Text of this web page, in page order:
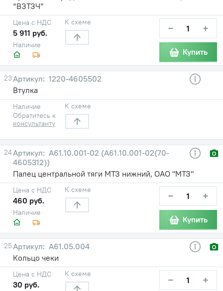
“ВЗТЗЧ”
Наличие
Цена с НДС
5 911 руб.
К схеме − +
Купить
23
1220-4605502
Втулка
Наличие
Обратитесь к
консультанту
К схеме
24
А61.10.001-02 (А61.10.001-02(70-
4605312))
Палец центральной тяги МТЗ нижний, ОАО "МТЗ"
Наличие
Цена с НДС
460 руб.
К схеме − +
Купить
25
А61.05.004
Кольцо чеки
Цена с НДС
30 руб.
К схеме − +